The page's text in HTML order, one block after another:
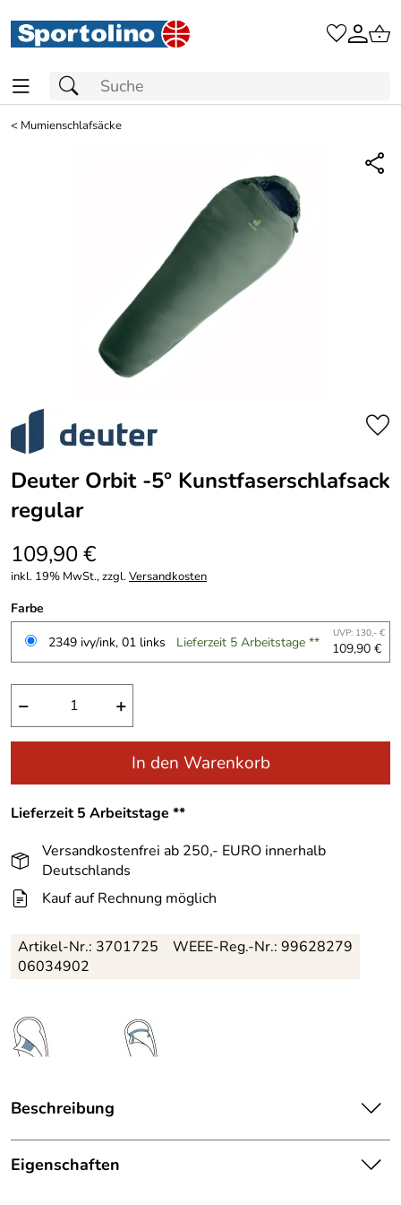
< Mumienschlafsäcke
Deuter Orbit -5° Kunstfaserschlafsack
regular
109,90 €
inkl. 19% MwSt., zzgl.Versandkosten
Farbe
2349 ivy/ink, 01 links
Lieferzeit 5 Arbeitstage ** UVP: 130,- €
109,90 €
− +
In den Warenkorb
Lieferzeit 5 Arbeitstage **
Versandkostenfrei ab 250,- EURO innerhalb
Deutschlands
Kauf auf Rechnung möglich
Artikel-Nr.: 3701725
06034902
WEEE-Reg.-Nr.: 99628279
Beschreibung
Aus recycelten Materialien und ohne Nähte, damit wird
eine höhere Temperaturperformance erzielt und vor dem
Eigenschaften